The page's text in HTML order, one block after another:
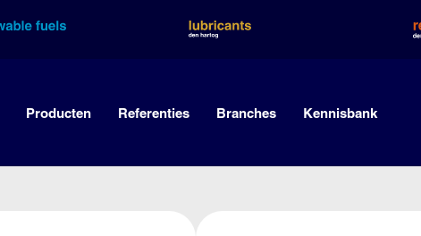
Producten Referenties Branches Kennisbank